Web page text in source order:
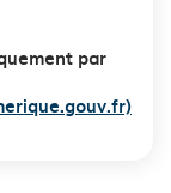
par